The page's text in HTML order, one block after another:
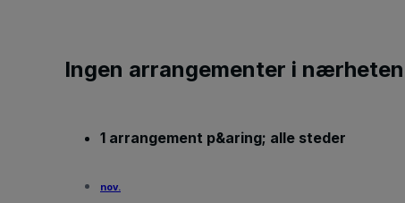
Ingen arrangementer i
1 arrangement p&aring; alle steder
nov.